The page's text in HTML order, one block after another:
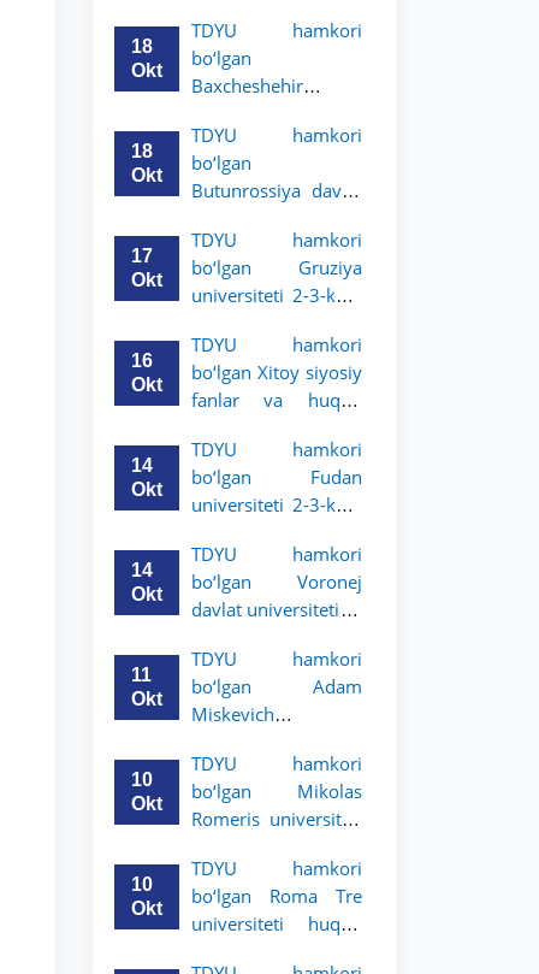
e’lon qildi
akademik mobillik
dasturini e’lon qiladi
18
Okt
TDYU hamkori
bo‘lgan
Baxcheshehir
bosqich talabalari
uchun akademik
mobillik dasturini
18
Okt
TDYU hamkori
bo‘lgan
Butunrossiya davlat
3-kurs talabalari
uchun akademik
mobillik dasturini
17
Okt
TDYU hamkori
bo‘lgan Gruziya
universiteti 2-3-kurs
akademik mobillik
dasturini e’lon qildi
16
Okt
TDYU hamkori
bo‘lgan Xitoy siyosiy
fanlar va huquq
talabalari uchun
akademik mobillik
dasturini e’lon qildi
14
Okt
TDYU hamkori
bo‘lgan Fudan
universiteti 2-3-kurs
akademik mobillik
dasturini e’lon qildi
14
Okt
TDYU hamkori
bo‘lgan Voronej
davlat universiteti 2-
uchun akademik
mobillik dasturini
e’lon qildi
11
Okt
TDYU hamkori
bo‘lgan Adam
Miskevich
bosqich talabalari
uchun akademik
mobillik dasturini
10
Okt
TDYU hamkori
bo‘lgan Mikolas
Romeris universiteti
uchun akademik
mobillik dasturini
e’lon qildi
10
Okt
TDYU hamkori
bo‘lgan Roma Tre
universiteti huquq